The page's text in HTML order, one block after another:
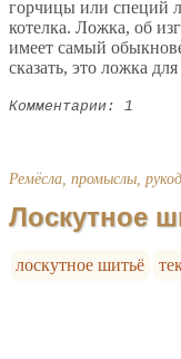
горчицы или специй
котелка. Ложка, об
имеет самый
сказать, это ложка
Комментарии: 1
Ремёсла, промыслы,
Лоскутное
лоскутное шитьё